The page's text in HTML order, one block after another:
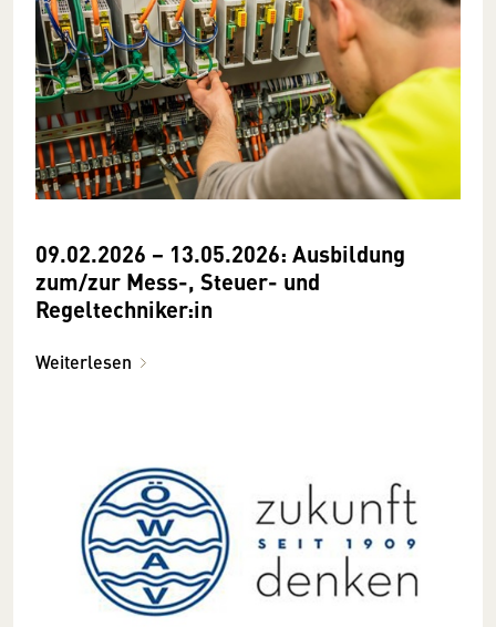
09.02.2026 − 13.05.2026: Ausbildung
zum/zur Mess-, Steuer- und
Regeltechniker:in
Weiterlesen